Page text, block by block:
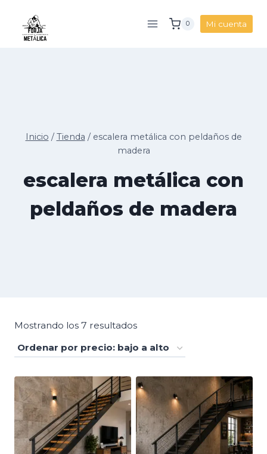
contenido
0 Mi cuenta
Inicio / Tienda / escalera metálica con peldaños de
madera
escalera metálica con
peldaños de madera
Mostrando los 7 resultadosOrdenado
precio:
bajo
a
alto